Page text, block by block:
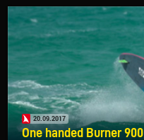
20.09.2017
One handed Burner 900